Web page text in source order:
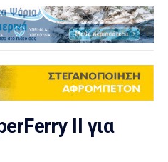
II για